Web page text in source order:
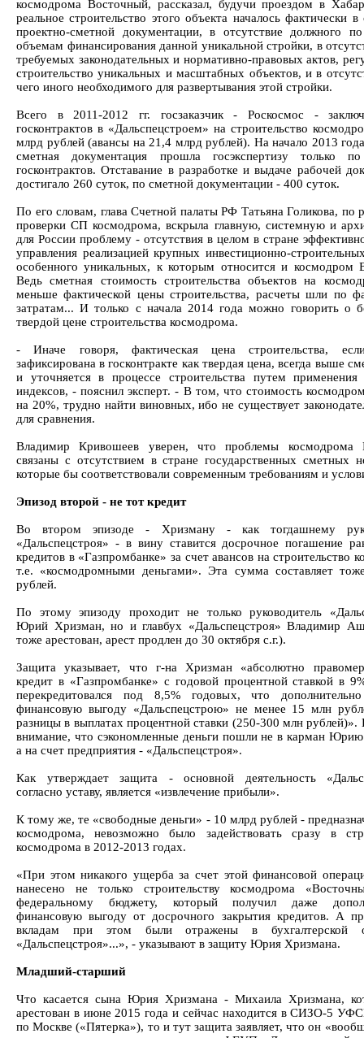
космодрома Восточный, рассказал, будучи проездом в
реальное строительство этого объекта началось фактически в
проектно-сметной документации, в отсутствие должного
объемам финансирования данной уникальной стройки, в
требуемых законодательных и нормативно-правовых актов,
строительство уникальных и масштабных объектов, и в
чего иного необходимого для развертывания этой стройки.
Всего в 2011-2012 гг. госзаказчик - Роскосмос -
госконтрактов в «Дальспецстроем» на строительство
млрд рублей (авансы на 21,4 млрд рублей). На начало 2013
сметная документация прошла госэкспертизу
госконтрактов. Отставание в разработке и выдаче рабочей
достигало 260 суток, по сметной документации - 400 суток.
По его словам, глава Счетной палаты РФ Татьяна Голикова, по
проверки СП космодрома, вскрыла главную, системную и
для России проблему - отсутствия в целом в стране
управления реализацией крупных инвестиционно-
особенного уникальных, к которым относится и космодром
Ведь сметная стоимость строительства объектов на
меньше фактической цены строительства, расчеты шли по
затратам... И только с начала 2014 года можно говорить о
твердой цене строительства космодрома.
- Иначе говоря, фактическая цена строительства,
зафиксирована в госконтракте как твердая цена, всегда выше
и уточняется в процессе строительства путем применения
индексов, - пояснил эксперт. - В том, что стоимость
на 20%, трудно найти виновных, ибо не существует
для сравнения.
Владимир Кривошеев уверен, что проблемы космодрома
связаны с отсутствием в стране государственных сметных
которые бы соответствовали современным требованиям и
Эпизод второй - не тот кредит
Во втором эпизоде - Хризману - как тогдашнему
«Дальспецстроя» - в вину ставится досрочное погашение
кредитов в «Газпромбанке» за счет авансов на строительство
т.е. «космодромными деньгами». Эта сумма составляет
рублей.
По этому эпизоду проходит не только руководитель
Юрий Хризман, но и главбух «Дальспецстроя» Владимир
тоже арестован, арест продлен до 30 октября с.г.).
Защита указывает, что г-на Хризман «абсолютно
кредит в «Газпромбанке» с годовой процентной ставкой в
перекредитовался под 8,5% годовых, что
финансовую выгоду «Дальспецстрою» не менее 15 млн
разницы в выплатах процентной ставки (250-300 млн рублей)».
внимание, что сэкономленные деньги пошли не в карман
а на счет предприятия - «Дальспецстроя».
Как утверждает защита - основной деятельность
согласно уставу, является «извлечение прибыли».
К тому же, те «свободные деньги» - 10 млрд рублей -
космодрома, невозможно было задействовать сразу в
космодрома в 2012-2013 годах.
«При этом никакого ущерба за счет этой финансовой
нанесено не только строительству космодрома
федеральному бюджету, который получил даже
финансовую выгоду от досрочного закрытия кредитов. А
вкладам при этом были отражены в бухгалтерской
«Дальспецстроя»...», - указывают в защиту Юрия Хризмана.
Младший-старший
Что касается сына Юрия Хризмана - Михаила Хризмана,
арестован в июне 2015 года и сейчас находится в СИЗО-5
по Москве («Пятерка»), то и тут защита заявляет, что он